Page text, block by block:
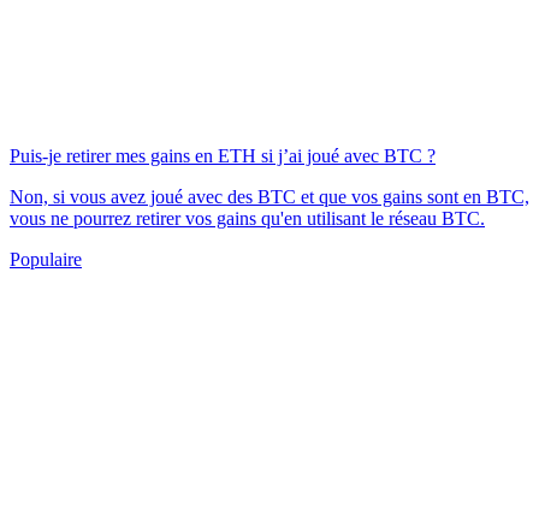
Puis-je retirer mes gains en ETH si j’ai joué avec BTC ?
Non, si vous avez joué avec des BTC et que vos gains sont en BTC,
vous ne pourrez retirer vos gains qu'en utilisant le réseau BTC.
Populaire